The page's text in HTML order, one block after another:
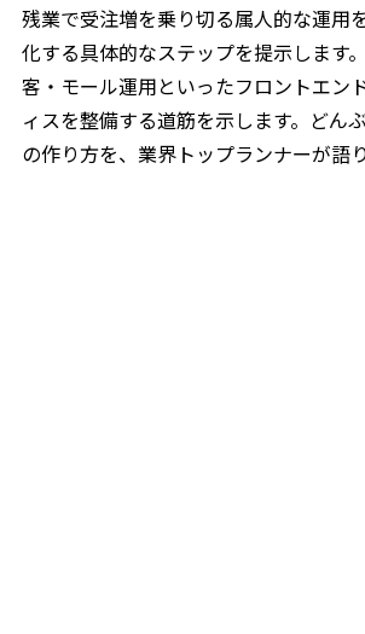
残業で受注増を乗り切る属人的な運用
化する具体的なステップを提示します
客・モール運用といったフロントエン
ィスを整備する道筋を示します。どん
の作り方を、業界トップランナーが語